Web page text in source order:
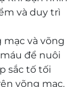
và duy trì
mạc và võng
để nuôi
sắc tố tối
võng mạc.